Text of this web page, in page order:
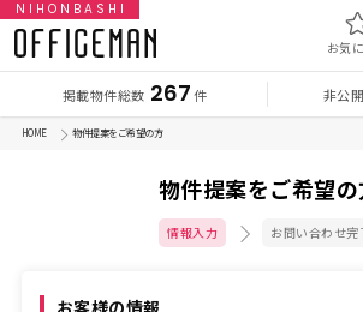
NIHONBASHI
掲載物件総数 267 件 非公
お気
HOME 物件提案をご希望の方
物件提案をご希望
情報入力 お問い合わせ完
お客様の情報